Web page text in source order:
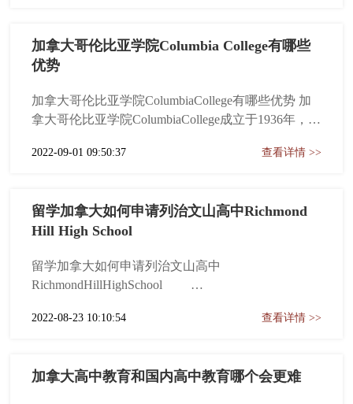
加拿大哥伦比亚学院Columbia College有哪些
优势
加拿大哥伦比亚学院ColumbiaCollege有哪些优势 加
拿大哥伦比亚学院ColumbiaCollege成立于1936年，坐
活。在这里，博物馆、体育活动应有尽有，自然风
2022-09-01 09:50:37 查看详情 >>
留学加拿大如何申请列治文山高中Richmond
Hill High School
留学加拿大如何申请列治文山高中
RichmondHillHighSchool
称：约克教育局）为加拿大首屈一指的公立教育机
教育的领...
2022-08-23 10:10:54 查看详情 >>
加拿大高中教育和国内高中教育哪个会更难